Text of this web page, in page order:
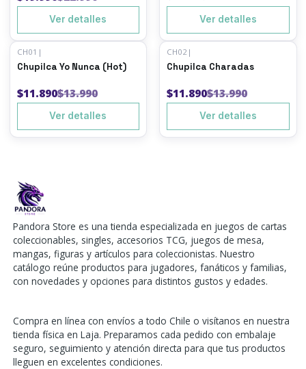
Ver detalles Ver detalles
-15% OFF
Agotado
CH01 |
Chupilca Yo Nunca (Hot)
$11.890$13.990
Ver detalles
-15%OFF
Agotado
CH02 |
Chupilca Charadas
$11.890$13.990
Ver detalles
Pandora Store es una tienda especializada en juegos de cartas
coleccionables, singles, accesorios TCG, juegos de mesa,
mangas, figuras y artículos para coleccionistas. Nuestro
catálogo reúne productos para jugadores, fanáticos y familias,
con novedades y opciones para distintos gustos y edades.
Compra en línea con envíos a todo Chile o visítanos en nuestra
tienda física en Laja. Preparamos cada pedido con embalaje
seguro, seguimiento y atención directa para que tus productos
lleguen en excelentes condiciones.